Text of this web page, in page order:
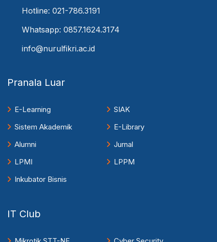
Hotline: 021-786.3191
Whatsapp: 0857.1624.3174
info@nurulfikri.ac.id
Pranala Luar
E-Learning
SIAK
Sistem Akademik
E-Library
Alumni
Jurnal
LPMI
LPPM
Inkubator Bisnis
IT Club